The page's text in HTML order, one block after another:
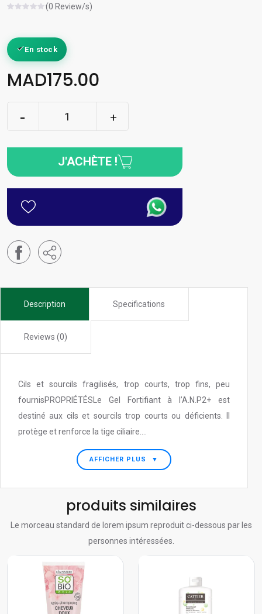
(0 Review/s)
En stock
MAD175.00
J'ACHÈTE !
Description Specifications
Reviews (0)
Cils et sourcils fragilisés, trop courts, trop fins, peu
fournisPROPRIÉTÉSLe Gel Fortifiant à l’A.N.P2+ est
destiné aux cils et sourcils trop courts ou déficients. Il
protège et renforce la tige ciliaire....
AFFICHER PLUS ▼
produits similaires
Le morceau standard de lorem ipsum reproduit ci-dessous par les
personnes intéressées.